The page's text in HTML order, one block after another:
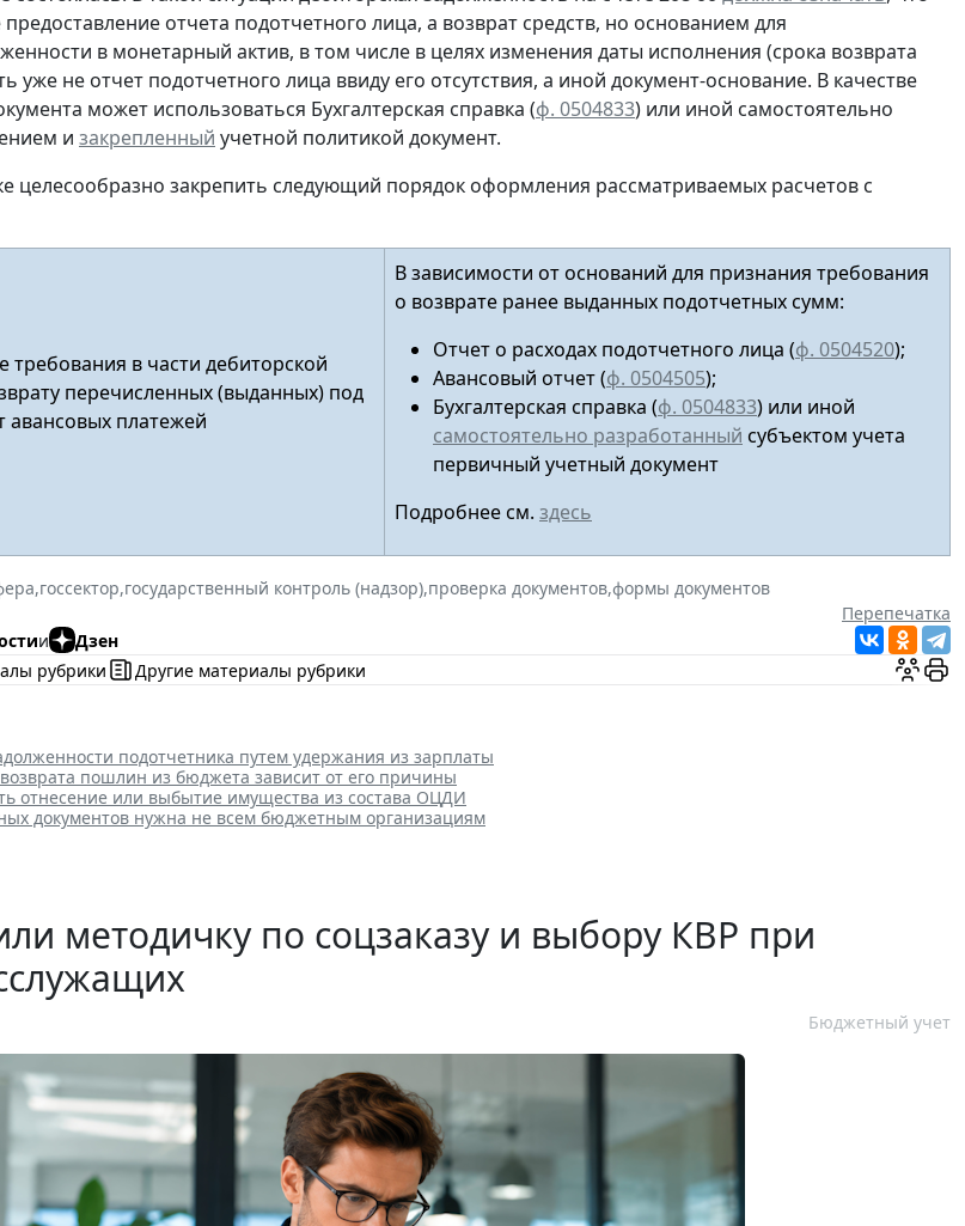
отчета подотчетного лица, а возврат средств, но основанием для
в монетарный актив, в том числе в целях изменения даты исполнения (срока возврата
уже не отчет подотчетного лица ввиду его отсутствия, а иной документ-основание. В качестве
может использоваться Бухгалтерская справка (ф. 0504833) или иной самостоятельно
и закрепленный учетной политикой документ.
целесообразно закрепить следующий порядок оформления рассматриваемых расчетов с
требования в части дебиторской
перечисленных (выданных) под
авансовых платежей
В зависимости от оснований для признания требования
о возврате ранее выданных подотчетных сумм:
Отчет о расходах подотчетного лица (ф. 0504520);
Авансовый отчет(ф. 0504505);
Бухгалтерская справка (ф. 0504833) или иной
самостоятельно разработанный субъектом учета
первичный учетный документ
Подробнее см. здесь
,госсектор,государственный контроль (надзор),проверка документов,формы документов
Перепечатка
и
Дзен
рубрики
Другие материалы рубрики
подотчетника путем удержания из зарплаты
пошлин из бюджета зависит от его причины
отнесение или выбытие имущества из состава ОЦДИ
документов нужна не всем бюджетным организациям
методичку по соцзаказу и выбору КВР при
Бюджетный учет